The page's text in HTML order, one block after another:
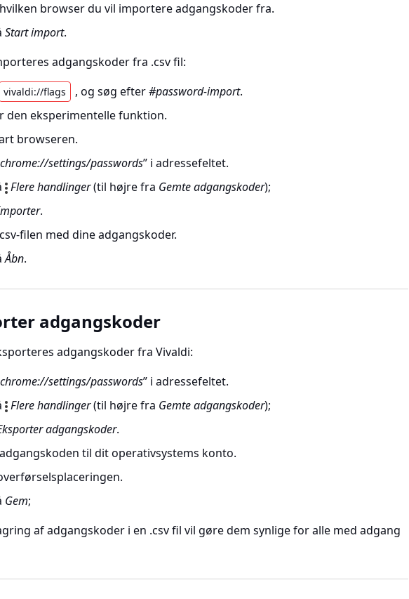
browser du vil importere adgangskoder fra.
Start import.
adgangskoder fra .csv fil:
vivaldi://flags , og søg efter#password-import.
den eksperimentelle funktion.
browseren.
chrome://settings/passwords” i adressefeltet.
Flere handlinger(til højre fra Gemte adgangskoder);
.
filen med dine adgangskoder.
Åbn.
adgangskoder
adgangskoder fra Vivaldi:
chrome://settings/passwords” i adressefeltet.
Flere handlinger(til højre fra Gemte adgangskoder);
adgangskoder.
til dit operativsystems konto.
Gem;
af adgangskoder i en .csv fil vil gøre dem synlige for alle med adgang